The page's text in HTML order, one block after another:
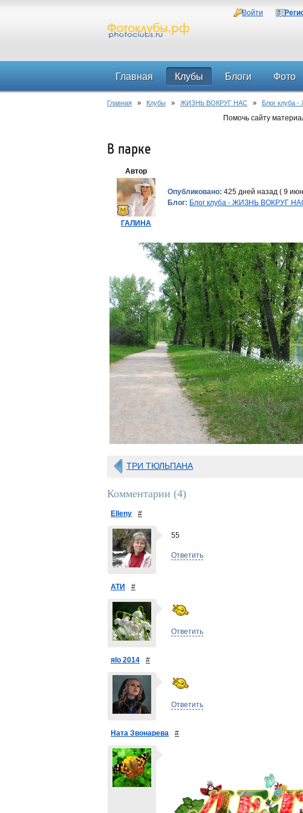
Войти
Главная Клубы Блоги Фото
Главная » Клубы » ЖИЗНЬ ВОКРУГ НАС » Блог клуба
Помочь сайту
В парке
Автор
ГАЛИНА
Опубликовано: 425 дней назад ( 9
Блог: Блог клуба - ЖИЗНЬ ВОКРУГ
ТРИ ТЮЛЬПАНА
Комментарии (4)
Elleny #
55
Ответить
АТИ #
Ответить
яlo 2014 #
Ответить
Ната Звонарева #